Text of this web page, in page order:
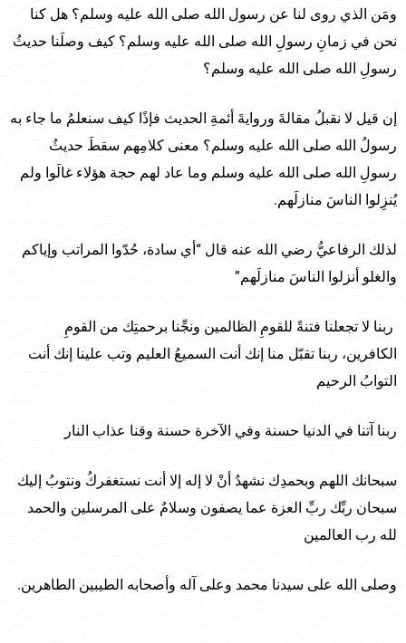
ومَن الذي روى لنا عن رسول الله صلى الله عليه وسلم؟ هل كنا
نحن في زمانِ رسولِ الله صلى الله عليه وسلم؟ كيف وصلَنا حديثُ
رسولِ الله صلى الله عليه وسلم؟
إن قيل لا نقبلُ مقالةَ وروايةَ أئمةِ الحديث فإذًا كيف سنعلمُ ما جاء به
رسولُ الله صلى الله عليه وسلم؟ معنى كلامِهم سقطَ حديثُ
رسولِ الله صلى الله عليه وسلم وما عاد لهم حجة هؤلاء غالَوا ولم
يُنزِلوا الناسَ منازلَهم.
لذلك الرفاعيُّ رضي الله عنه قال “أي سادة، حُدّوا المراتب وإياكم
والغلو أنزلوا الناسَ منازلَهم”
ربنا لا تجعلنا فتنةً للقومِ الظالمين ونجِّنا برحمتِك من القومِ
الكافرين، ربنا تقبّل منا إنك أنت السميعُ العليم وتب علينا إنك أنت
التوابُ الرحيم
ربنا آتنا في الدنيا حسنة وفي الآخرة حسنة وقنا عذاب النار
سبحانك اللهم وبحمدِك نشهدُ أنْ لا إله إلا أنت نستغفركُ ونتوبُ إليك
سبحان ربِّك ربِّ العزة عما يصفون وسلامٌ على المرسلين والحمد
لله رب العالمين
وصلى الله على سيدنا محمد وعلى آله وأصحابه الطيبين الطاهرين.